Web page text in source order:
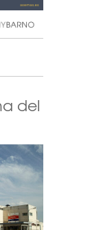
del